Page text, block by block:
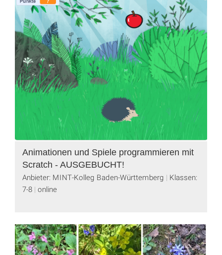
Animationen und Spiele programmieren mit
Scratch - AUSGEBUCHT!
Anbieter: MINT-Kolleg Baden-Württemberg
Klassen:
7-8 online